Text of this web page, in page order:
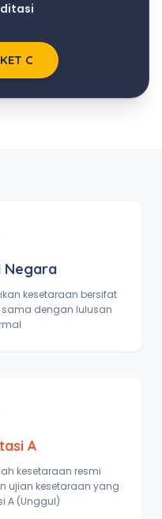
C
Negara
kesetaraan bersifat
dengan lulusan
A
kesetaraan resmi
ujian kesetaraan yang
A (Unggul)